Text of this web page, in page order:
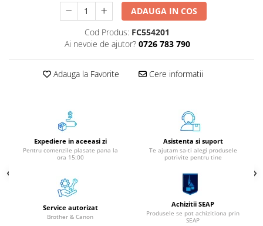
Creioane Grafice
Markere / Textmarkere
Rezerve Pixuri / Cerneală
Corectoare
Organizare și Arhivare
Folii Protecție
Cutii Arhivare
ADAUGA IN COS
Cod Produs: FC554201
Ai nevoie de ajutor? 0726 783 790
Adauga la Favorite Cere informatii
Expediere in aceeasi zi
Pentru comenzile plasate pana la
ora 15:00
Asistenta si suport
Te ajutam sa-ti alegi produsele
potrivite pentru tine
Service autorizat
Brother & Canon
Achizitii SEAP
Produsele se pot achizitiona prin
SEAP